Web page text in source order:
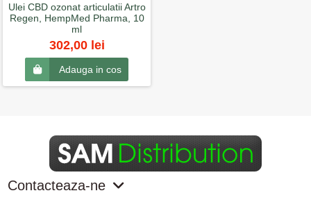
Ulei CBD ozonat articulatii Artro
Regen, HempMed Pharma, 10
ml
302,00 lei
Adauga in cos
Contacteaza-ne